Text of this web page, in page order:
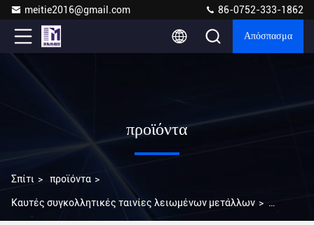
meitie2016@gmail.com 86-0752-333-1862
Απόσπασμα
προϊόντα
Σπίτι > προϊόντα >
Καυτές συγκολλητικές ταινίες λειωμένων μετάλλων >